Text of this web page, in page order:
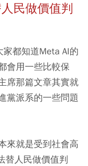
民做價值判
都知道Meta AI的
會用一些比較保
席那篇文章其實就
黨派系的一些問題
來就是受到社會高
替人民做價值判